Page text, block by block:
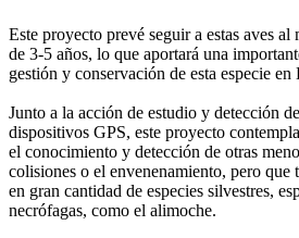
Este proyecto prevé seguir a estas aves
de 3-5 años, lo que aportará una
gestión y conservación de esta especie en
Junto a la acción de estudio y detección
dispositivos GPS, este proyecto
el conocimiento y detección de otras
colisiones o el envenenamiento, pero que
en gran cantidad de especies silvestres,
necrófagas, como el alimoche.